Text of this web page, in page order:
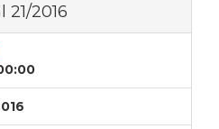
2016